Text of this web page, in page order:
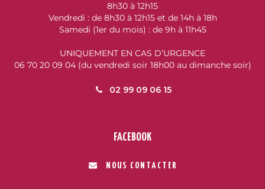
8h30 à 12h15
Vendredi : de 8h30 à 12h15 et de 14h à 18h
Samedi (1er du mois) : de 9h à 11h45
UNIQUEMENT EN CAS D’URGENCE
06 70 20 09 04 (du vendredi soir 18h00 au dimanche soir)
02 99 09 06 15
FACEBOOK
NOUS CONTACTER